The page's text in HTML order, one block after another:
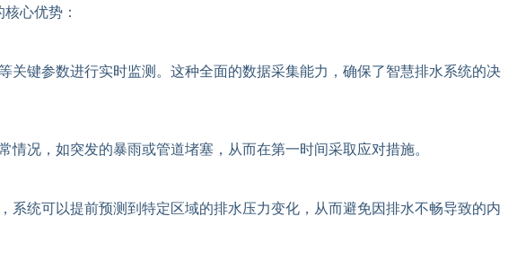
心优势：
键参数进行实时监测。这种全面的数据采集能力，确保了智慧排水系统的决
况，如突发的暴雨或管道堵塞，从而在第一时间采取应对措施。
统可以提前预测到特定区域的排水压力变化，从而避免因排水不畅导致的内